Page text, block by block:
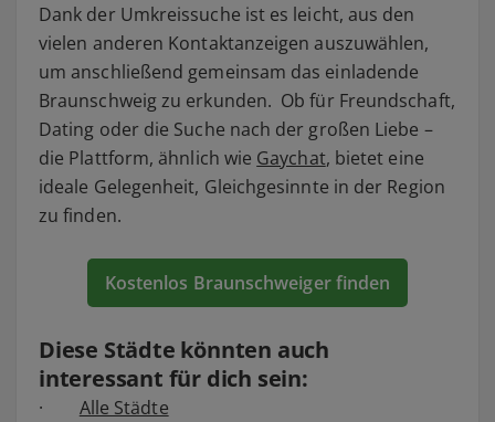
Dank der Umkreissuche ist es leicht, aus den
vielen anderen Kontaktanzeigen auszuwählen,
um anschließend gemeinsam das einladende
Braunschweig zu erkunden. Ob für Freundschaft,
Dating oder die Suche nach der großen Liebe –
die Plattform, ähnlich wie Gaychat, bietet eine
ideale Gelegenheit, Gleichgesinnte in der Region
zu finden.
Kostenlos Braunschweiger finden
Diese Städte könnten auch
interessant für dich sein:
· Alle Städte